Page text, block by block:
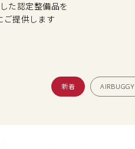
た認定整備品を
ご提供します
新着 AIRBUGGY